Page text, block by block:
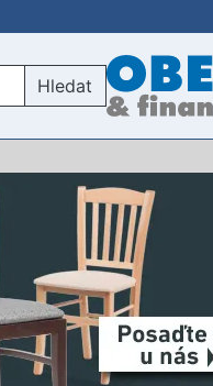
Hledat